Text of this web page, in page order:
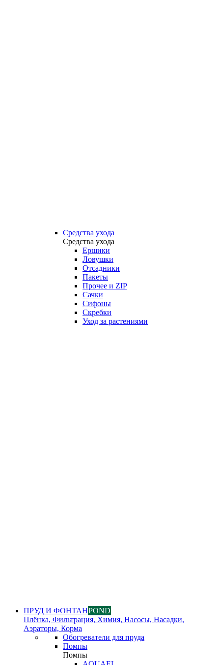
Средства ухода
Средства ухода
Ершики
Ловушки
Отсадники
Пакеты
Прочее и ZIP
Сачки
Сифоны
Скребки
Уход за растениями
ПРУД И ФОНТАНPOND
Плёнка, Фильтрация, Химия, Насосы, Насадки,
Аэраторы, Корма
Обогреватели для пруда
Помпы
Помпы